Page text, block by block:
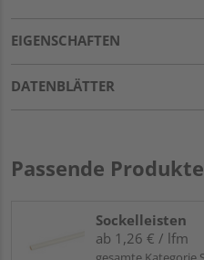
EIGENSCHAFTEN
DATENBLÄTTER
Passende Produkte
Sockelleisten
ab 1,26 € / lfm